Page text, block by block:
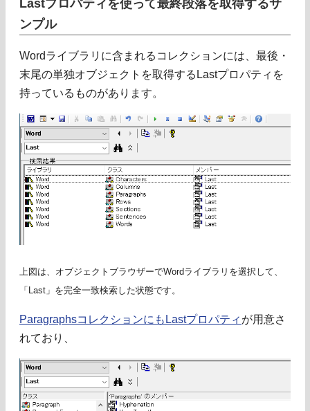
Lastプロパティを使って最終段落を取得するサ
ンプル
Wordライブラリに含まれるコレクションには、最後・
末尾の単独オブジェクトを取得するLastプロパティを
持っているものがあります。
上図は、オブジェクトブラウザーでWordライブラリを選択して、
「Last」を完全一致検索した状態です。
ParagraphsコレクションにもLastプロパティ が用意さ
れており、